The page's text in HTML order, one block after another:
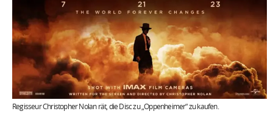
Regisseur Christopher Nolan rät, die Disc zu „Oppenheimer“ zu kaufen.